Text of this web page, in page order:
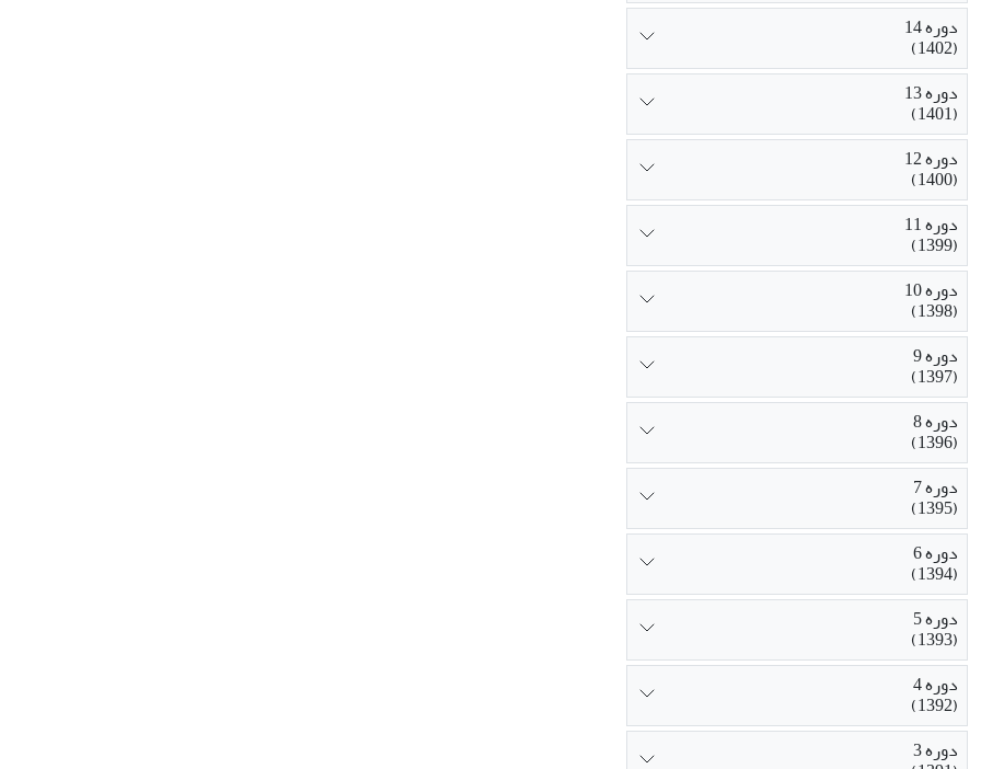
دوره 14
(1402)
دوره 13
(1401)
دوره 12
(1400)
دوره 11
(1399)
دوره 10
(1398)
دوره 9
(1397)
دوره 8
(1396)
دوره 7
(1395)
دوره 6
(1394)
دوره 5
(1393)
دوره 4
(1392)
دوره 3